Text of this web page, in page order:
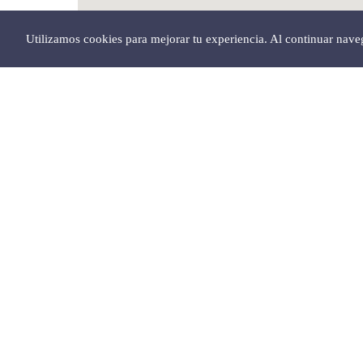
Utilizamos cookies para mejorar tu experiencia. Al continuar